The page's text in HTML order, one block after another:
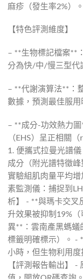
麻疹（發生率2%）。
【特色評測維度】
– **生物標記檔案**
分為快/中/慢三型代
– **代謝演算法**：
數據，預測最佳服用
– **成分-功效熱力
（EHS）呈正相關
1. 便攜式拉曼光譜
成分（附光譜特徵
實驗組肌肉量平均
素監測儀：捕捉到
析】 - **與瑪卡交叉
升效果被抑制19%
異**：雲南產黑螞蟻
標籤明確標示）。 -
小時，但生物利用度
【評測報告輸出】